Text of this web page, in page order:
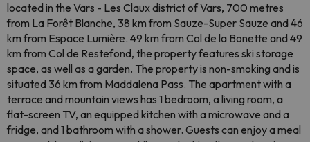
located in the Vars - Les Claux district of Vars, 700 metres
from La Forêt Blanche, 38 km from Sauze-Super Sauze and 46
km from Espace Lumière. 49 km from Col de la Bonette and 49
km from Col de Restefond, the property features ski storage
space, as well as a garden. The property is non-smoking and is
situated 36 km from Maddalena Pass. The apartment with a
terrace and mountain views has 1 bedroom, a living room, a
flat-screen TV, an equipped kitchen with a microwave and a
fridge, and 1 bathroom with a shower. Guests can enjoy a meal